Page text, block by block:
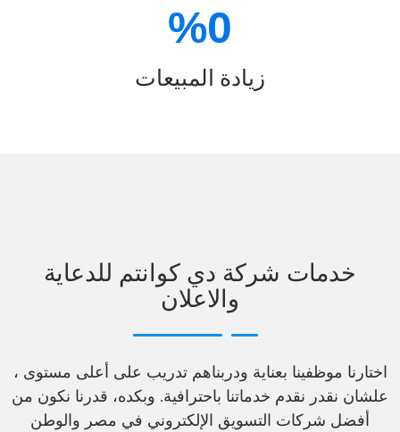
0
%
زيادة المبيعات
خدمات شركة دي كوانتم للدعاية
والاعلان
اختارنا موظفينا بعناية ودربناهم تدريب على أعلى مستوى ،
علشان نقدر نقدم خدماتنا باحترافية. وبكده، قدرنا نكون من
أفضل شركات التسويق الإلكتروني في مصر والوطن